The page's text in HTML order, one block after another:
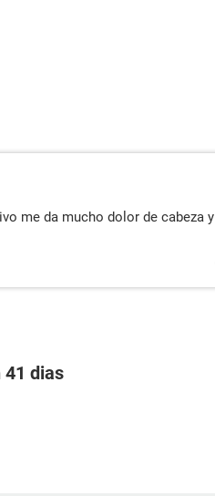
me da mucho dolor de cabeza y
41 dias